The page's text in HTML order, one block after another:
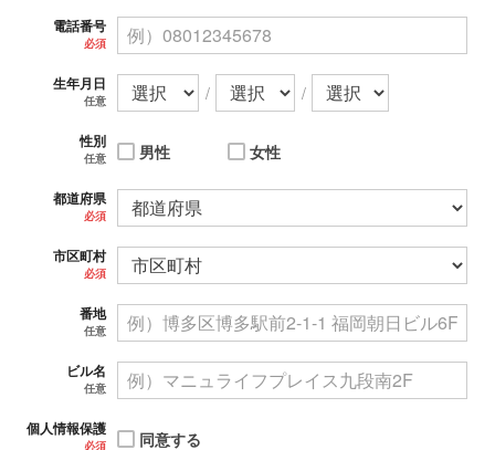
電話番号
必須
生年月日
任意 / /
性別
任意 男性 女性
都道府県
必須
市区町村
必須
番地
任意
ビル名
任意
個人情報保護
必須 同意する